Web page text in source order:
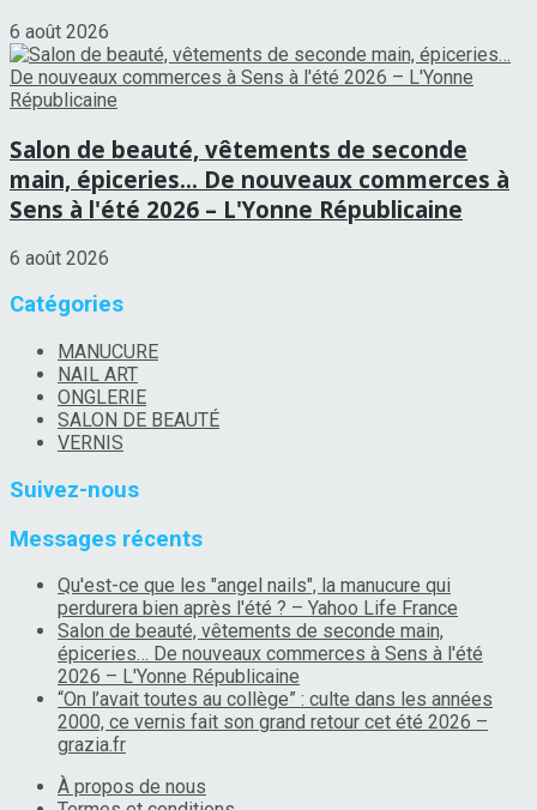
6 août 2026
Salon de beauté, vêtements de seconde
main, épiceries… De nouveaux commerces à
Sens à l'été 2026 – L'Yonne Républicaine
6 août 2026
Catégories
MANUCURE
NAIL ART
ONGLERIE
SALON DE BEAUTÉ
VERNIS
Suivez-nous
Messages récents
Qu'est-ce que les "angel nails", la manucure qui
perdurera bien après l'été ? – Yahoo Life France
Salon de beauté, vêtements de seconde main,
épiceries… De nouveaux commerces à Sens à l'été
2026 – L'Yonne Républicaine
“On l’avait toutes au collège” : culte dans les années
2000, ce vernis fait son grand retour cet été 2026 –
grazia.fr
À propos de nous